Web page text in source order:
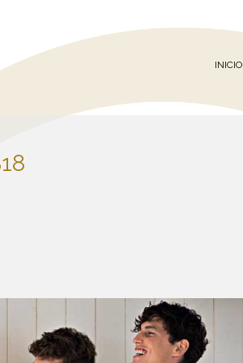
INICIO